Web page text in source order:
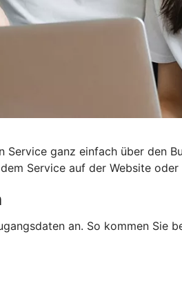
Service ganz einfach über den
Service auf der Website oder
an. So kommen Sie